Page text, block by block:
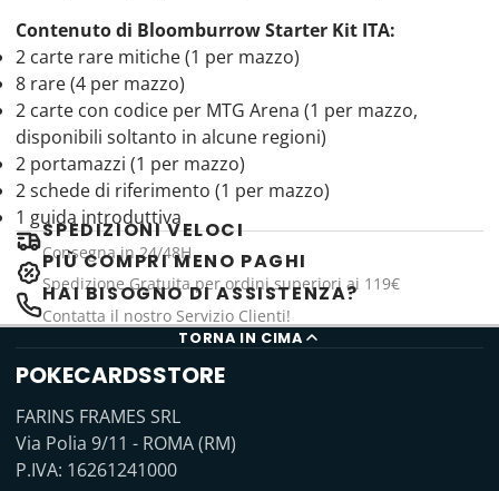
Contenuto di Bloomburrow Starter Kit ITA:
2 carte rare mitiche (1 per mazzo)
8 rare (4 per mazzo)
2 carte con codice per MTG Arena (1 per mazzo,
disponibili soltanto in alcune regioni)
2 portamazzi (1 per mazzo)
2 schede di riferimento (1 per mazzo)
1 guida introduttiva
SPEDIZIONI VELOCI
Consegna in 24/48H
PIÙ COMPRI MENO PAGHI
Spedizione Gratuita per ordini superiori ai 119€
HAI BISOGNO DI ASSISTENZA?
Contatta il nostro Servizio Clienti!
TORNA IN CIMA
POKECARDSSTORE
FARINS FRAMES SRL
Via Polia 9/11 - ROMA (RM)
P.IVA: 16261241000